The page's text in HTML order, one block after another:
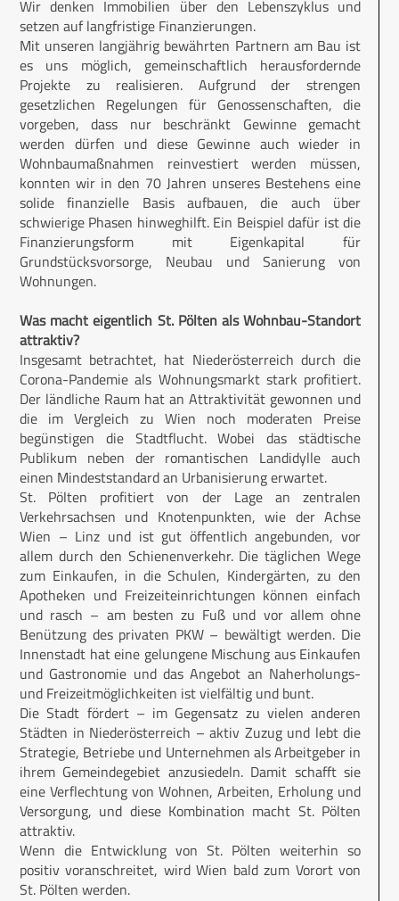
Wir denken Immobilien über den Lebenszyklus und
setzen auf langfristige Finanzierungen.
Mit unseren langjährig bewährten Partnern am Bau ist
es uns möglich, gemeinschaftlich herausfordernde
Projekte zu realisieren. Aufgrund der strengen
gesetzlichen Regelungen für Genossenschaften, die
vorgeben, dass nur beschränkt Gewinne gemacht
werden dürfen und diese Gewinne auch wieder in
Wohnbaumaßnahmen reinvestiert werden müssen,
konnten wir in den 70 Jahren unseres Bestehens eine
solide finanzielle Basis aufbauen, die auch über
schwierige Phasen hinweghilft. Ein Beispiel dafür ist die
Finanzierungsform mit Eigenkapital für
Grundstücksvorsorge, Neubau und Sanierung von
Wohnungen.
Was macht eigentlich St. Pölten als Wohnbau-Standort
attraktiv?
Insgesamt betrachtet, hat Nieder­österreich durch die
Corona-Pandemie als Wohnungsmarkt stark profitiert.
Der ländliche Raum hat an Attraktivität gewonnen und
die im Vergleich zu Wien noch moderaten Preise
begünstigen die Stadtflucht. Wobei das städtische
Publikum neben der romantischen Landidylle auch
einen Mindeststandard an Urbanisierung erwartet.
St. Pölten profitiert von der Lage an zentralen
Verkehrsachsen und Knotenpunkten, wie der Achse
Wien – Linz und ist gut öffentlich angebunden, vor
allem durch den Schienenverkehr. Die täglichen Wege
zum Einkaufen, in die Schulen, Kindergärten, zu den
Apotheken und Freizeiteinrichtungen können einfach
und rasch – am besten zu Fuß und vor allem ohne
Benützung des privaten PKW – bewältigt werden. Die
Innenstadt hat eine gelungene Mischung aus Einkaufen
und Gastronomie und das Angebot an Naherholungs-
und Freizeitmöglichkeiten ist vielfältig und bunt.
Die Stadt fördert – im Gegensatz zu vielen anderen
Städten in Nieder­österreich – aktiv Zuzug und lebt die
Strategie, Betriebe und Unternehmen als Arbeitgeber in
ihrem Gemeindegebiet anzusiedeln. Damit schafft sie
eine Verflechtung von Wohnen, Arbeiten, Erholung und
Versorgung, und diese Kombination macht St. Pölten
attraktiv.
Wenn die Entwicklung von St. Pölten weiterhin so
positiv voranschreitet, wird Wien bald zum Vorort von
St. Pölten werden.